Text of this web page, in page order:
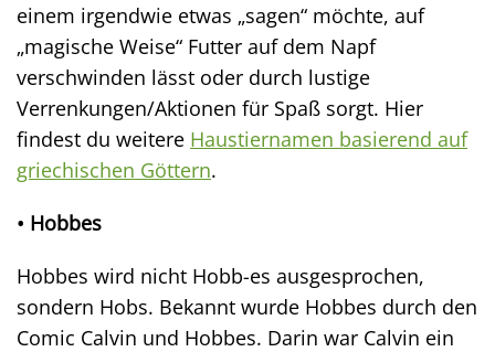
einem irgendwie etwas „sagen“ möchte, auf
„magische Weise“ Futter auf dem Napf
verschwinden lässt oder durch lustige
Verrenkungen/Aktionen für Spaß sorgt. Hier
findest du weitere Haustiernamen basierend auf
griechischen Göttern.
• Hobbes
Hobbes wird nicht Hobb-es ausgesprochen,
sondern Hobs. Bekannt wurde Hobbes durch den
Comic Calvin und Hobbes. Darin war Calvin ein